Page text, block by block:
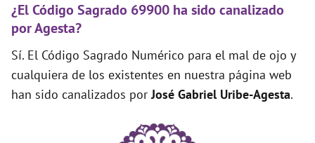
¿El Código Sagrado 69900 ha sido canalizado
por Agesta?
Sí. El Código Sagrado Numérico para el mal de ojo y
cualquiera de los existentes en nuestra página web
han sido canalizados porJosé Gabriel Uribe-Agesta.